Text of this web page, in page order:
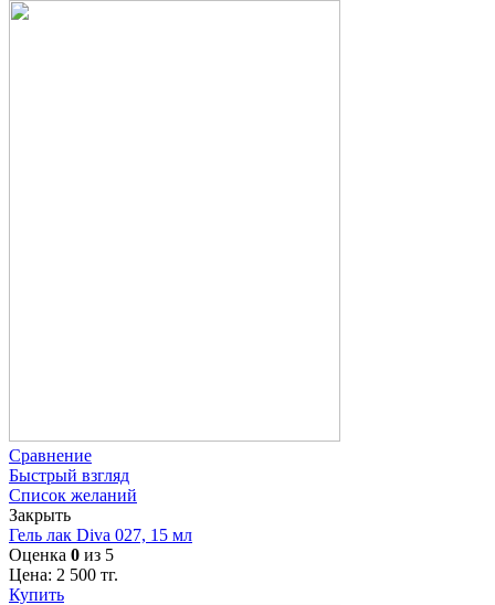
Сравнение
Быстрый взгляд
Список желаний
Закрыть
Гель лак Diva 027, 15 мл
Оценка 0 из 5
Цена: 2 500 тг.
Купить